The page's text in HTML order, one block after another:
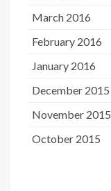
March 2016
February 2016
January 2016
December 2015
November 2015
October 2015